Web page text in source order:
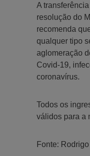
A
resolução do
recomenda
qualquer tipo
aglomeração
Covid-19,
coronavírus.
Todos os
válidos para a
Fonte: